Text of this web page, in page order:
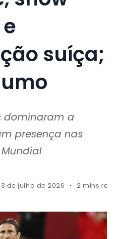
suíça;
dominaram a
presença nas
3 de julho de 2026 2 mins